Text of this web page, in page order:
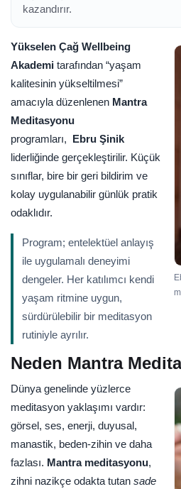
kazandırır.
Yükselen Çağ Wellbeing
Akademi tarafından “yaşam
kalitesinin yükseltilmesi”
amacıyla düzenlenen Mantra
Meditasyonu
programları, Ebru Şinik
liderliğinde gerçekleştirilir. Küçük
sınıflar, bire bir geri bildirim ve
kolay uygulanabilir günlük pratik
odaklıdır.
Program; entelektüel anlayış
ile uygulamalı deneyimi
dengeler. Her katılımcı kendi
yaşam ritmine uygun,
sürdürülebilir bir meditasyon
rutiniyle ayrılır.
Neden Mantra
Dünya genelinde yüzlerce
meditasyon yaklaşımı vardır:
görsel, ses, enerji, duyusal,
manastik, beden-zihin ve daha
fazlası. Mantra meditasyonu,
zihni nazikçe odakta tutan sade